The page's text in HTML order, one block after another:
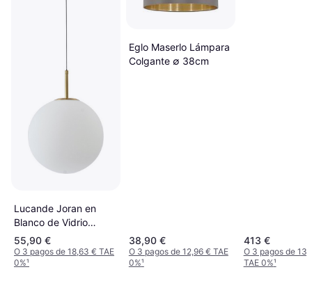
Lucande Joran en
Blanco de Vidrio
Lámpara Colgante
55,90 €
O 3 pagos de 18,63 € TAE
0%¹
Eglo Maserlo Lámpara
Colgante ∅ 38cm
38,90 €
O 3 pagos de 12,96 € TAE
0%¹
413 €
O 3 pagos de
TAE 0%¹